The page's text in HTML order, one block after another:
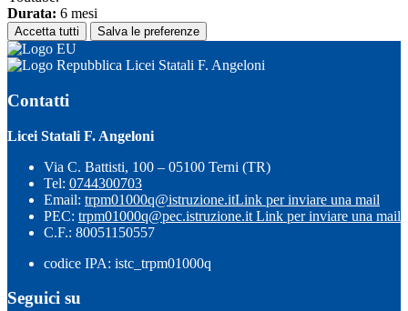
Durata: 6 mesi
Accetta tutti Salva le preferenze
Licei Statali F. Angeloni
Contatti
Licei Statali F. Angeloni
Via C. Battisti, 100 – 05100 Terni (TR)
Tel: 0744300703
Email: trpm01000q@istruzione.itLink per inviare una mail
PEC: trpm01000q@pec.istruzione.it Link per inviare una mail
C.F.: 80051150557
codice IPA: istc_trpm01000q
Seguici su